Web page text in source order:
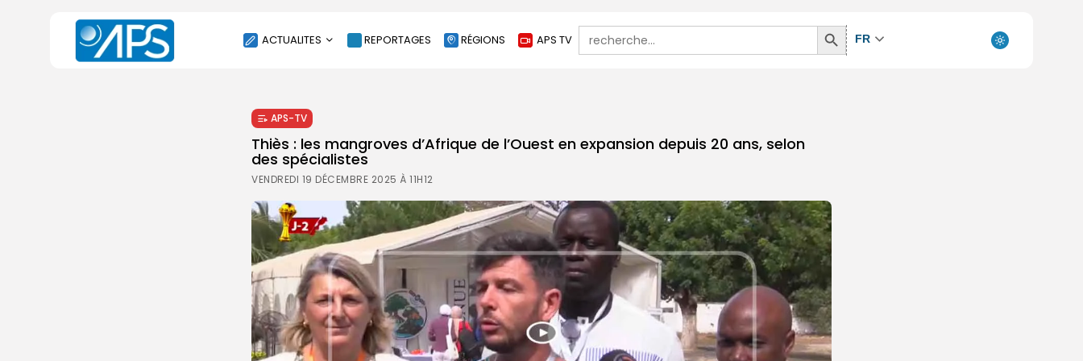
ACTUALITES
SOCIÉTÉ
ÉCONOMIE
CULTURE
ENVIRONNEMENT
INTERNATIONAL
AGENDA
SANTE
REPORTAGES RÉGIONS APS TV
Search
for:
Search
Button
FR
APS-TV
Thiès : les mangroves d’Afrique de l’Ouest en expansion depuis 20 ans, selon
des spécialistes
VENDREDI 19 DÉCEMBRE 2025 À 11H12